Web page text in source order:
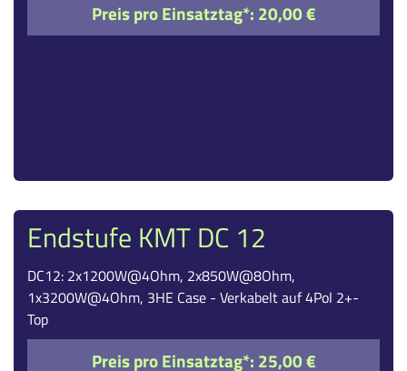
Preis pro Einsatztag*: 20,00 €
Endstufe KMT DC 12
DC12: 2x1200W@4Ohm, 2x850W@8Ohm,
1x3200W@4Ohm, 3HE Case - Verkabelt auf 4Pol 2+-
Top
Preis pro Einsatztag*: 25,00 €